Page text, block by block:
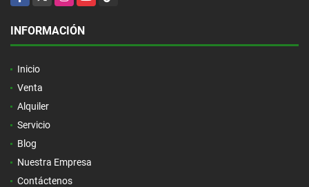
INFORMACIÓN
Inicio
Venta
Alquiler
Servicio
Blog
Nuestra Empresa
Contáctenos